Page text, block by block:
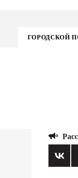
ГОРОДСКОЙ